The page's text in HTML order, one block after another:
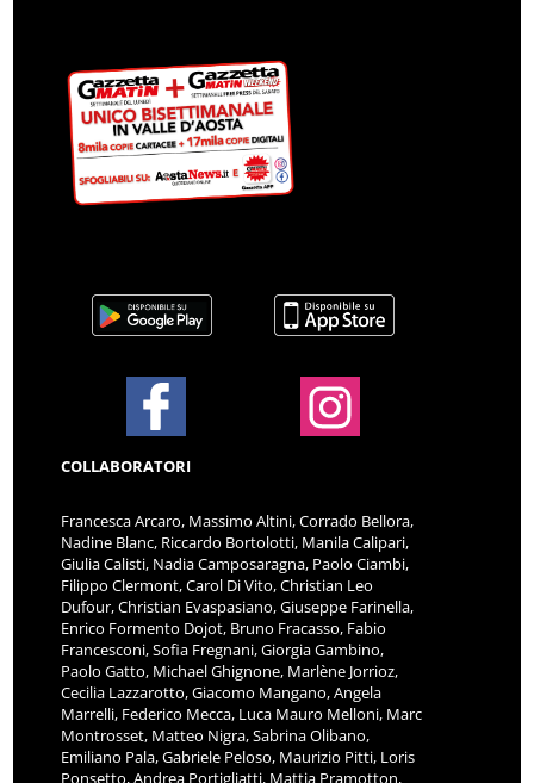
COLLABORATORI
Francesca Arcaro, Massimo Altini, Corrado Bellora,
Nadine Blanc, Riccardo Bortolotti, Manila Calipari,
Giulia Calisti, Nadia Camposaragna, Paolo Ciambi,
Filippo Clermont, Carol Di Vito, Christian Leo
Dufour, Christian Evaspasiano, Giuseppe Farinella,
Enrico Formento Dojot, Bruno Fracasso, Fabio
Francesconi, Sofia Fregnani, Giorgia Gambino,
Paolo Gatto, Michael Ghignone, Marlène Jorrioz,
Cecilia Lazzarotto, Giacomo Mangano, Angela
Marrelli, Federico Mecca, Luca Mauro Melloni, Marc
Montrosset, Matteo Nigra, Sabrina Olibano,
Emiliano Pala, Gabriele Peloso, Maurizio Pitti, Loris
Ponsetto, Andrea Portigliatti, Mattia Pramotton,